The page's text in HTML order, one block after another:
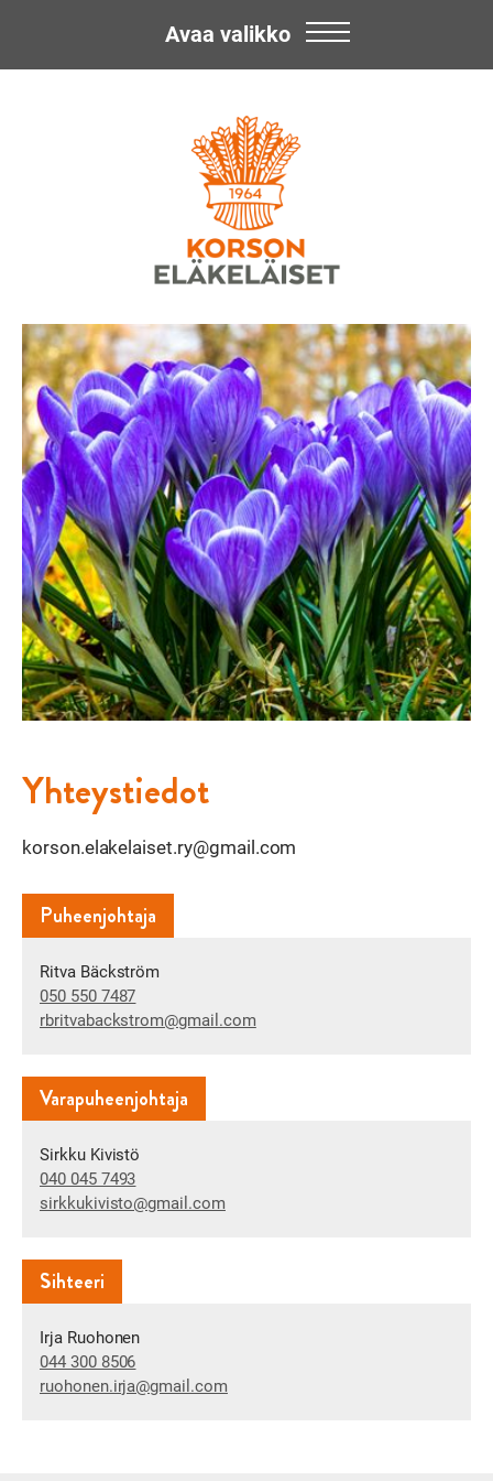
Eläkeläiset
ry
Avaa valikko
Yhteystiedot
korson.elakelaiset.ry@gmail.com
Puheenjohtaja
Ritva Bäckström
050 550 7487
rbritvabackstrom​@gmail.com
Varapuheenjohtaja
Sirkku Kivistö
040 045 7493
sirkkukivisto​@gmail.com
Sihteeri
Irja Ruohonen
044 300 8506
ruohonen.irja​@gmail.com